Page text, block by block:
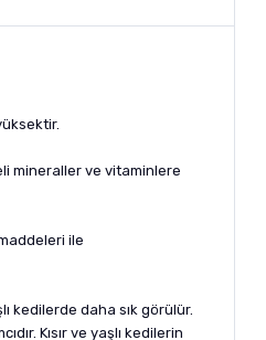
mineraller ve vitaminlere
ile
kedilerde daha sık görülür.
Kısır ve yaşlı kedilerin